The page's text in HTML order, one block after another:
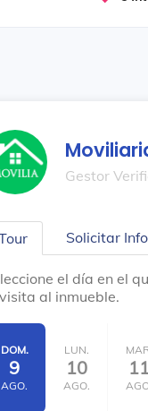
Gestor
Solicitar Info
el día en el
al inmueble.
DOM.
9
AGO.
LUN.
10
AGO.